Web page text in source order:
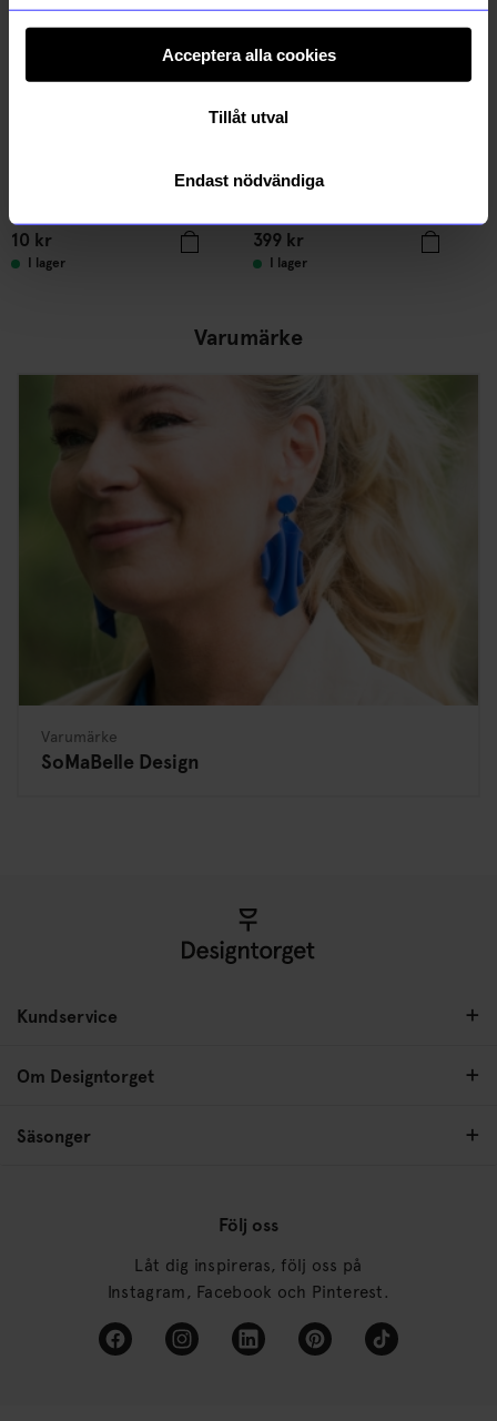
Acceptera alla cookies
Tillåt utval
Endast nödvändiga
10 kr
I lager
Relaxound
399kr
I lager
Varumärke
Varumärke
SoMaBelle Design
Kundservice
Om Designtorget
Säsonger
Följ oss
Låt dig inspireras, följ oss på
Instagram, Facebook och Pinterest.